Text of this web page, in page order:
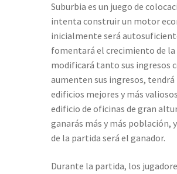
Suburbia es un juego de
intenta construir un motor
inicialmente será
fomentará el crecimiento de la
modificará tanto sus ingresos
aumenten sus ingresos,
edificios mejores y más
edificio de oficinas de gran
ganarás más y más población,
de la partida será el ganador.
Durante la partida, los